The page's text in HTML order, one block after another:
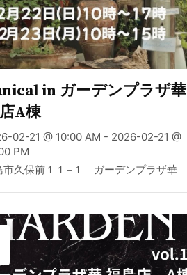
in ガーデンプラザ華
A棟
02-21 @ 10:00 AM - 2026-02-21 @
PM
市久保前１１−１ ガーデンプラザ華